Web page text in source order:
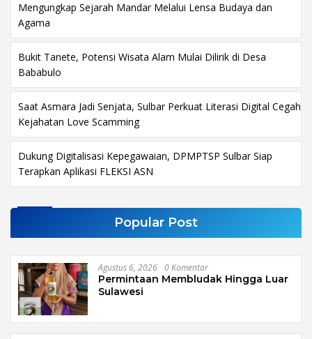
Mengungkap Sejarah Mandar Melalui Lensa Budaya dan
Agama
Bukit Tanete, Potensi Wisata Alam Mulai Dilirik di Desa
Bababulo
Saat Asmara Jadi Senjata, Sulbar Perkuat Literasi Digital Cegah
Kejahatan Love Scamming
Dukung Digitalisasi Kepegawaian, DPMPTSP Sulbar Siap
Terapkan Aplikasi FLEKSI ASN
Popular Post
Agustus 6, 2026 0 Komentar
Permintaan Membludak Hingga Luar
Sulawesi